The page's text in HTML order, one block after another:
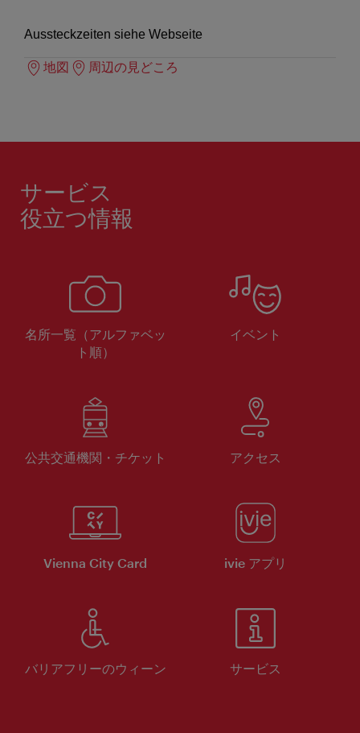
Aussteckzeiten siehe Webseite
地図 周辺の見どころ
サービス
役立つ情報
名所一覧（アルファベッ
ト順）
イベント
公共交通機関・チケット アクセス
Vienna City Card ivie アプリ
バリアフリーのウィーン サービス